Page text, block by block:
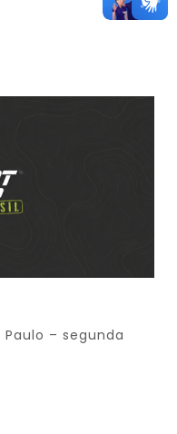
– segunda